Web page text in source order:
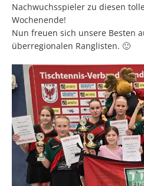
Nachwuchsspieler zu diesen
Wochenende!
Nun freuen sich unsere Besten
überregionalen Ranglisten. 🙂